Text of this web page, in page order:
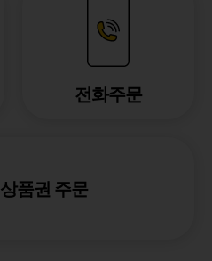
전화주문
상품권 주문